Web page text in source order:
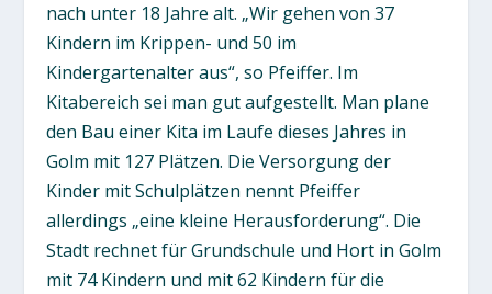
nach unter 18 Jahre alt. „Wir gehen von 37
Kindern im Krippen- und 50 im
Kindergartenalter aus“, so Pfeiffer. Im
Kitabereich sei man gut aufgestellt. Man plane
den Bau einer Kita im Laufe dieses Jahres in
Golm mit 127 Plätzen. Die Versorgung der
Kinder mit Schulplätzen nennt Pfeiffer
allerdings „eine kleine Herausforderung“. Die
Stadt rechnet für Grundschule und Hort in Golm
mit 74 Kindern und mit 62 Kindern für die